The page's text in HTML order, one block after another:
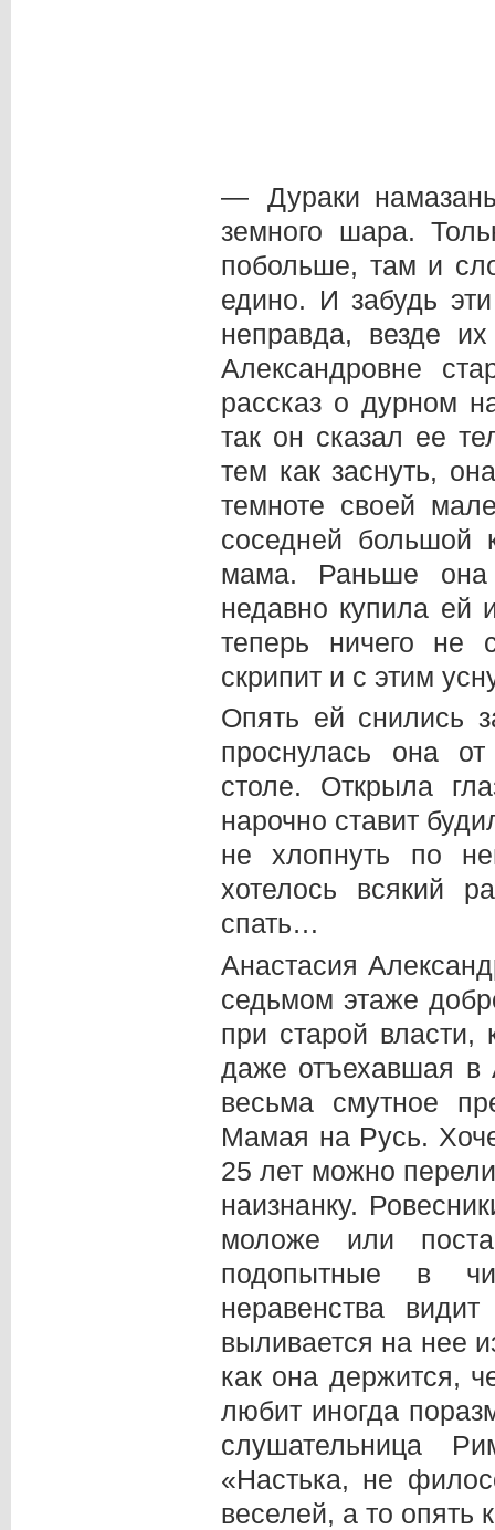
— Дураки
земного шара.
побольше, там и
едино. И забудь
неправда, везде
Александровне
рассказ о дурном
так он сказал ее
тем как заснуть,
темноте своей
соседней большой
мама. Раньше
недавно купила ей
теперь ничего не
скрипит и с этим
Опять ей снились
проснулась она
столе. Открыла
нарочно ставит
не хлопнуть по
хотелось всякий
спать…
Анастасия
седьмом этаже
при старой власти,
даже отъехавшая в
весьма смутное
Мамая на Русь.
25 лет можно
наизнанку.
моложе или
подопытные в
неравенства
выливается на нее
как она держится,
любит иногда
слушательница
«Настька, не
веселей, а то опять